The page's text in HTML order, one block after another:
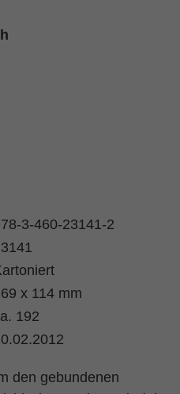
3-460-23141-2
x 114 mm
192
den gebundenen